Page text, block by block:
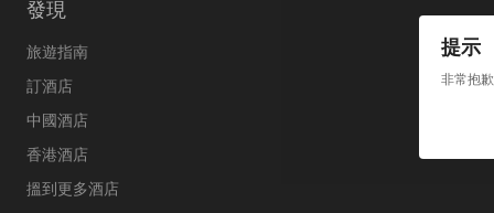
提示
非常抱
發現
旅遊指南
訂酒店
中國酒店
香港酒店
搵到更多酒店